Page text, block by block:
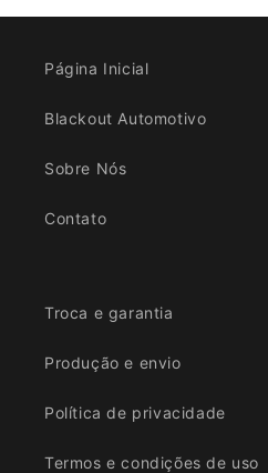
Página Inicial
Blackout Automotivo
Sobre Nós
Contato
Troca e garantia
Produção e envio
Política de privacidade
Termos e condições de uso